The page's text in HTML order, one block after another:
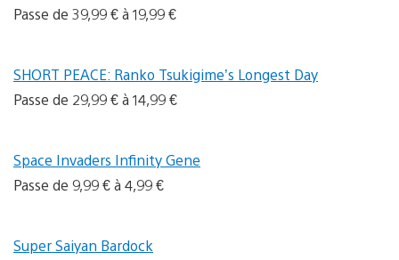
Passe de 39,99 € à 19,99 €
SHORT PEACE: Ranko Tsukigime’s Longest Day
Passe de 29,99 € à 14,99 €
Space Invaders Infinity Gene
Passe de 9,99 € à 4,99 €
Super Saiyan Bardock